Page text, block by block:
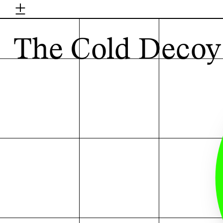
±
The Cold Decoy
H